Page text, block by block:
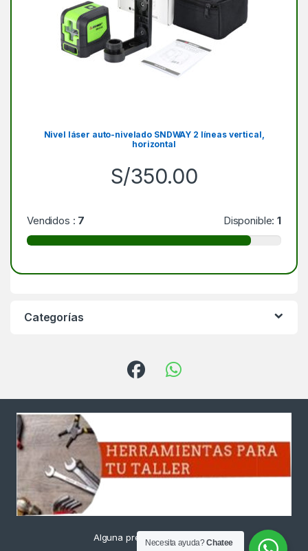
Nivel láser auto-nivelado SNDWAY 2 líneas vertical,
horizontal
S/350.00
Vendidos : 7 Disponible:1
Categorías
Alguna pregunta ? Llámanos
Necesita ayuda?Chatee